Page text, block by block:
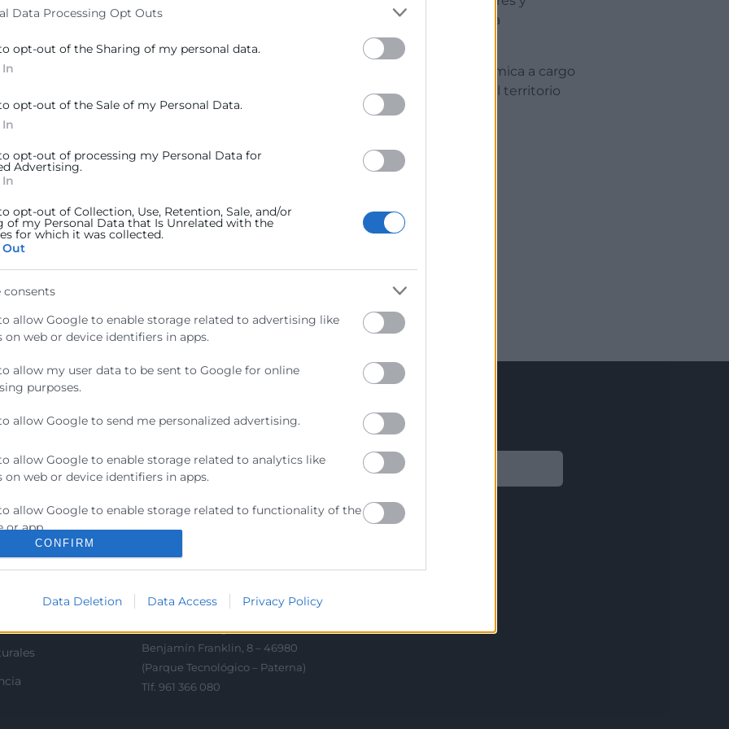
Data Processing Opt Outs
opt-out of the Sharing of my personal data.
opt-out of the Sale of my Personal Data.
opt-out of processing my Personal Data for
Advertising.
opt-out of Collection, Use, Retention, Sale, and/or
of my Personal Data that Is Unrelated with the
for which it was collected.
consents
allow Google to enable storage related to advertising like
on web or device identifiers in apps.
allow my user data to be sent to Google for online
purposes.
allow Google to send me personalized advertising.
allow Google to enable storage related to analytics like
on web or device identifiers in apps.
allow Google to enable storage related to functionality of the
or app.
allow Google to enable storage related to personalization.
to allow Google to enable storage related to security, including
CONFIRM
Data Deletion Data Access Privacy Policy
se ha presentado la nueva conexión aérea entre Montreal y Valencia, una
económicos, turísticos y empresariales entre ambos territorios.
promocionales de la Comunitat Valenciana, una experiencia gastronómica a cargo
la marca Exquisit Mediterrani, orientado a incrementar la visibilidad del territorio
(Imagen)
Contacto
Sede Central
C/Poeta Querol 15 – 46002
València
Tlf. 963 103 900
Escuela de Negocios
Benjamín Franklin, 8 – 46980
(Parque Tecnológico – Paterna)
Tlf. 961 366 080
Aviso legal
Política de Cookies